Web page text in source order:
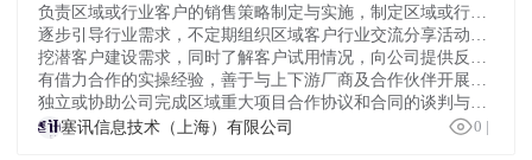
负责区域或行业客户的销售策略制定与实施，制定区域或行业市场策略及销售规划，执行公司销售管理制度和政策，完成区域或行业销售和回款任务；
逐步引导行业需求，不定期组织区域客户行业交流分享活动，树立公司产品在该行业的品牌和产品优势地位；
挖潜客户建设需求，同时了解客户试用情况，向公司提供反馈以帮助产品升级优化，实现与客户保持良好的长期合作关系；
有借力合作的实操经验，善于与上下游厂商及合作伙伴开展多元合作构建区域合作生态圈；
独立或协助公司完成区域重大项目合作协议和合同的谈判与签订工作。
塞讯信息技术（上海）有限公司
0 |